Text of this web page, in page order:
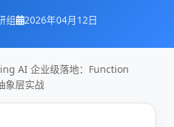
组 2026年04月12日
AI 企业级落地：Function
象层实战